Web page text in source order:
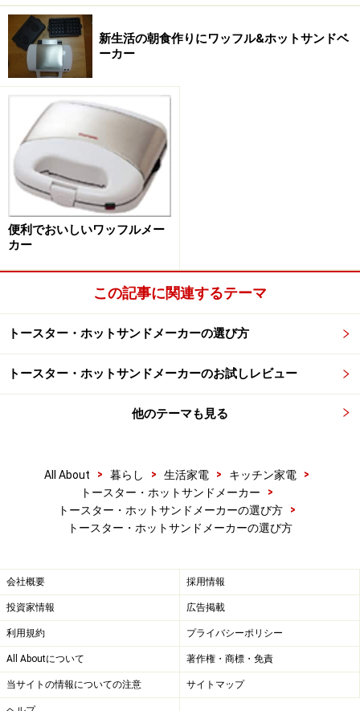
新生活の朝食作りにワッフル&ホットサンドベ
ーカー
便利でおいしいワッフルメー
カー
この記事に関連するテーマ
トースター・ホットサンドメーカーの選び方
トースター・ホットサンドメーカーのお試しレビュー
他のテーマも見る
All About > 暮らし > 生活家電 > キッチン家電
>
トースター・ホットサンドメーカー
>
トースター・ホットサンドメーカーの選び方
>
トースター・ホットサンドメーカーの選び方
会社概要 採用情報
投資家情報 広告掲載
利用規約 プライバシーポリシー
All Aboutについて 著作権・商標・免責
当サイトの情報についての注意 サイトマップ